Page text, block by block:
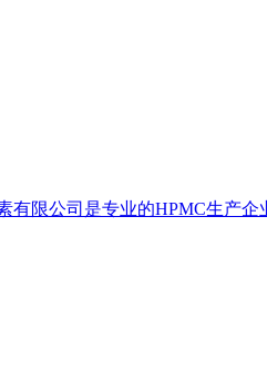
有限公司是专业的HPMC生产